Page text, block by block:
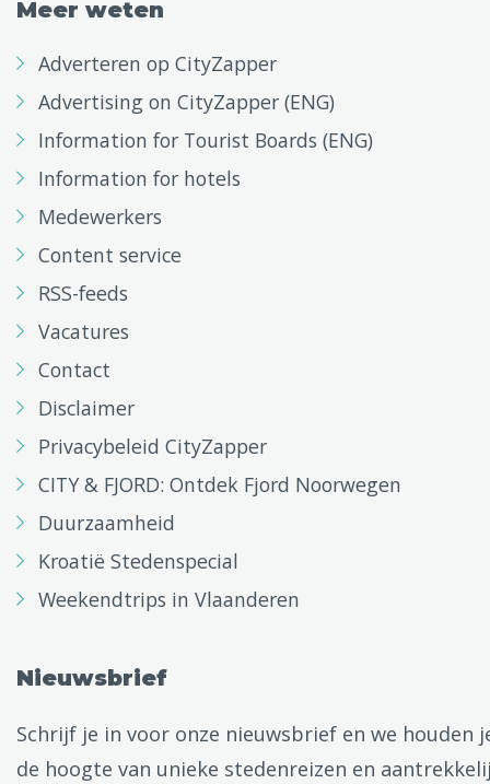
Meer weten
Adverteren op CityZapper
Advertising on CityZapper (ENG)
Information for Tourist Boards (ENG)
Information for hotels
Medewerkers
Content service
RSS-feeds
Vacatures
Contact
Disclaimer
Privacybeleid CityZapper
CITY & FJORD: Ontdek Fjord Noorwegen
Duurzaamheid
Kroatië Stedenspecial
Weekendtrips in Vlaanderen
Nieuwsbrief
Schrijf je in voor onze nieuwsbrief en we houden
de hoogte van unieke stedenreizen en